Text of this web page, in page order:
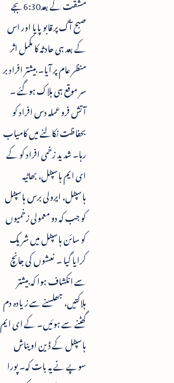
صبح آگ پر قابو پایا اور اس
کے بعد ہی حادثہ کا مکمل اثر
منظر عام پر آیا۔ بیشتر افراد بر
سر موقع ہی ہلاک ہوگئے ۔
آتش فرو عملہ دس افراد کو
بحفاظت نکالنے میں کامیاب
رہا۔ شدید زخمی افراد کو کے
ای ایم ہاسپٹل، بھاٹیہ
ہاسپٹل، ایرولی برس ہاسپٹل
کو جب کہ دو معمولی زخمیوں
کو سائن ہاسپٹل میں شریک
کرایا گیا ۔ نعشوں کی جانچ
سے انکشاف ہوا کہ بیشتر
ہلاکتیں، جھلسنے سے زیادہ دم
گھٹنے سے ہوئیں۔ کے ای ایم
ہاسپٹل کے ڈین اویناش
سوپے نے یہ بات کہ۔ پورا